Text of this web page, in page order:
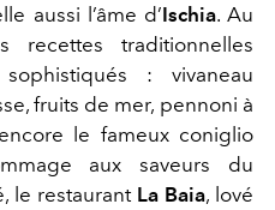
aussi l’âme d’Ischia. Au
recettes traditionnelles
: vivaneau
fruits de mer, pennoni à
le fameux coniglio
aux saveurs du
le restaurant La Baia, lové